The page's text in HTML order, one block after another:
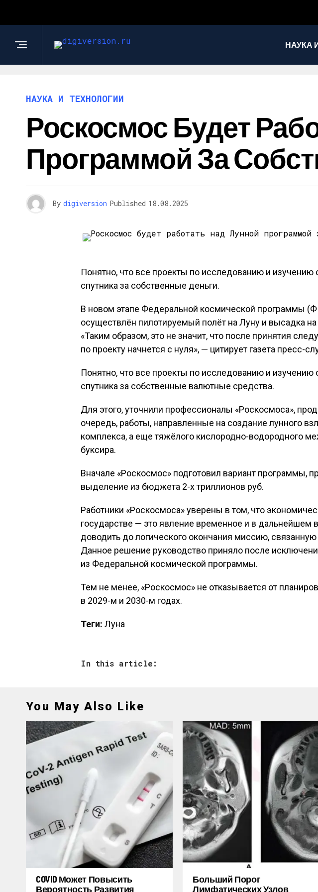
НАУКА
НАУКА И ТЕХНОЛОГИИ
Роскосмос Будет
Программой За
By digiversion Published 18.08.2025
Понятно, что все проекты по исследованию и изучению
спутника за собственные деньги.
В новом этапе Федеральной космической программы
осуществлён пилотируемый полёт на Луну и высадка на
«Таким образом, это не значит, что после принятия
по проекту начнется с нуля», — цитирует газета пресс-
Понятно, что все проекты по исследованию и изучению
спутника за собственные валютные средства.
Для этого, уточнили профессионалы «Роскосмоса»,
очередь, работы, направленные на создание лунного
комплекса, а еще тяжёлого кислородно-водородного
буксира.
Вначале «Роскосмос» подготовил вариант программы,
выделение из бюджета 2-х триллионов руб.
Работники «Роскосмоса» уверены в том, что
государстве — это явление временное и в дальнейшем
доводить до логического окончания миссию,
Данное решение руководство приняло после
из Федеральной космической программы.
Тем не менее, «Роскосмос» не отказывается от
в 2029-м и 2030-м годах.
Теги: Луна
In this article:
You May Also Like
COVID Может Повысить
Вероятность Развития
Больший Порог
Лимфатических Узлов